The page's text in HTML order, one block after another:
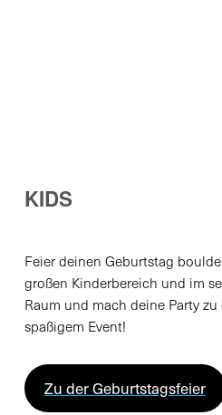
KIDS
Feier deinen Geburtstag
großen Kinderbereich und im
Raum und mach deine Party
spaßigem Event!
Zu der Geburtstagsfeier